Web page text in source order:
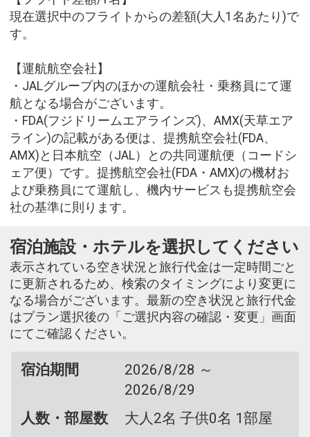
現在選択中のフライトからの差額(大人1名あたり)で
す。
【運航航空会社】
・JALグループ内のほかの運航会社・乗務員にて運
航となる場合がございます。
・FDA(フジドリームエアラインズ)、AMX(天草エア
ライン)の記載がある便は、提携航空会社(FDA、
AMX)と日本航空（JAL）との共同運航便（コードシ
ェア便）です。提携航空会社(FDA・AMX)の機材お
よび乗務員にて運航し、機内サービスも提携航空会
社の基準に則ります。
宿泊施設・ホテルを選択してください
表示されている空き状況と旅行代金は一定時間ごと
に更新されるため、検索のタイミングにより変更に
なる場合がございます。最新の空き状況と旅行代金
はプラン選択後の「ご選択内容の確認・変更」画面
にてご確認ください。
宿泊期間
2026/8/28 ～
2026/8/29
人数・部屋数
大人2名 子供0名 1部屋